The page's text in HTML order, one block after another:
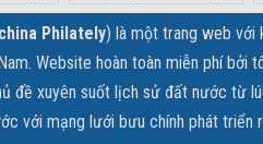
Philately) là một trang web với
Website hoàn toàn miễn phí bởi
đề xuyên suốt lịch sử đất nước từ
với mạng lưới bưu chính phát triển